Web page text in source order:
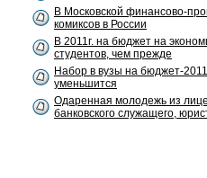
В Московской финансово-
комиксов в России
В 2011г. на бюджет на
студентов, чем прежде
Набор в вузы на бюджет-
уменьшится
Одаренная молодежь из
банковского служащего,